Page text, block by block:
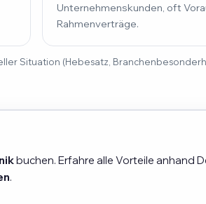
Unternehmenskunden, oft
Rahmenverträge.
Situation (Hebesatz,
buchen. Erfahre alle Vorteile anhand
.